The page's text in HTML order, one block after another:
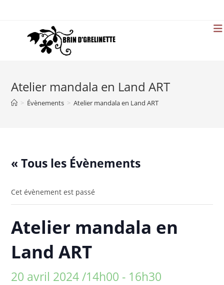
Atelier mandala en Land ART
> Évènements > Atelier mandala en Land ART
« Tous les Évènements
Cet évènement est passé
Atelier mandala en
Land ART
20 avril 2024 /14h00 - 16h30